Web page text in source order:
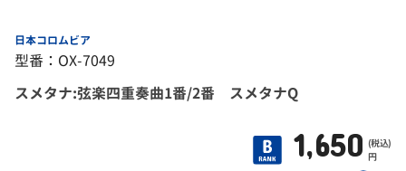
日本コロムビア
型番：OX-7049
スメタナ:弦楽四重奏曲1番/2番 スメタナQ
1,650 (税込)
円